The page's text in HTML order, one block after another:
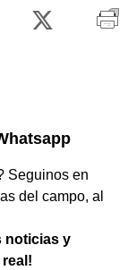
Seguinos en
del campo, al
noticias y